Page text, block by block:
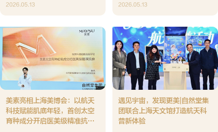
2026.05.13 2026.05.13
美素亮相上海美博会：以航天
科技赋能肌底年轻，首创太空
育种成分开启医美级精准抗衰
遇见宇宙，发现更美|自然堂集
团联合上海天文馆打造航天科
普新体验